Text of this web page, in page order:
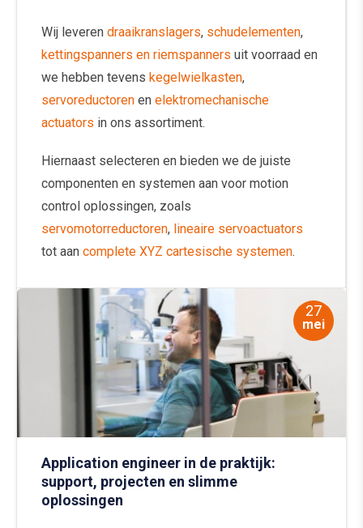
Wij leveren draaikranslagers, schudelementen,
kettingspanners en riemspanners uit voorraad en
we hebben tevens kegelwielkasten,
servoreductoren en elektromechanische
actuators in ons assortiment.
Hiernaast selecteren en bieden we de juiste
componenten en systemen aan voor motion
control oplossingen, zoals
servomotorreductoren, lineaire servoactuators
tot aan complete XYZ cartesische systemen.
27
mei
Application engineer in de praktijk:
support, projecten en slimme
oplossingen